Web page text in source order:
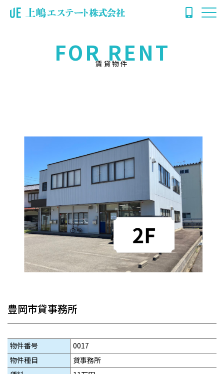
FOR RENT
賃貸物件
豊岡市貸事務所
物件番号
0017
物件種目
貸事務所